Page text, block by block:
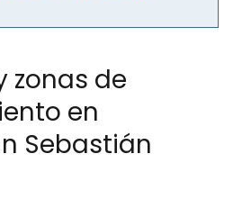
zonas de
en
Sebastián